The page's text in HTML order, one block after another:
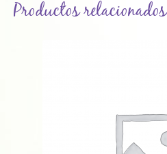
Productos relacionados